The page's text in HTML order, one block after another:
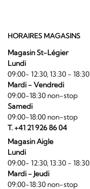
HORAIRES MAGASINS
Magasin St-Légier
Lundi
09:00- 12:30, 13:30 - 18:30
Mardi - Vendredi
09:00-18:30 non-stop
Samedi
09:00-18:00 non-stop
T. +41 21 926 86 04
Magasin Aigle
Lundi
09:00- 12:30, 13:30 - 18:30
Mardi - Jeudi
09:00-18:30 non-stop